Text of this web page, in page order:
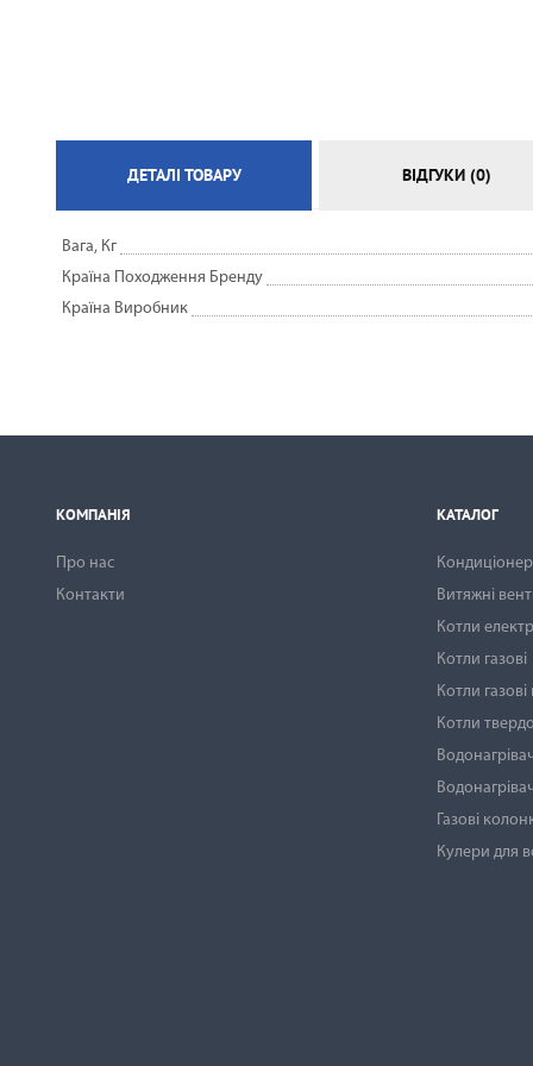
ДЕТАЛІ ТОВАРУ ВІДГУКИ (0)
Вага, Кг
Країна Походження Бренду
Країна Виробник
КОМПАНІЯ
Про нас
Контакти
КАТАЛОГ
Витяжні
Котли
Котли газові
Котли
Котли
Газові
Кулери для